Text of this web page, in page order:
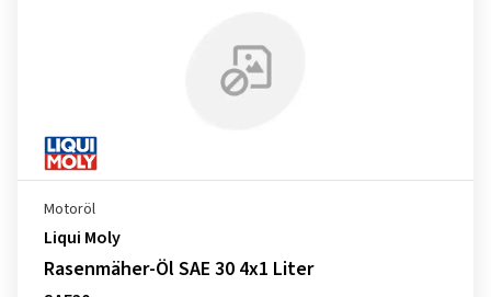
Motoröl
Liqui Moly
Rasenmäher-Öl SAE 30 4x1 Liter